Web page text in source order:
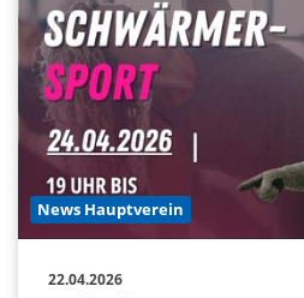
News Hauptverein
22.04.2026